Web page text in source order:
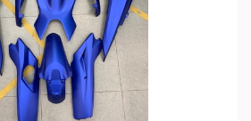
vào giỏ hàng